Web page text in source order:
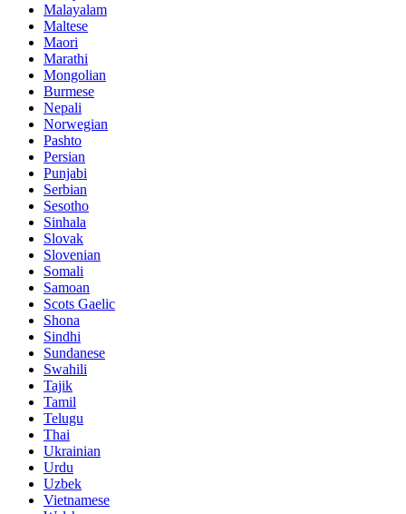
Malayalam
Maltese
Maori
Marathi
Mongolian
Burmese
Nepali
Norwegian
Pashto
Persian
Punjabi
Serbian
Sesotho
Sinhala
Slovak
Slovenian
Somali
Samoan
Scots Gaelic
Shona
Sindhi
Sundanese
Swahili
Tajik
Tamil
Telugu
Thai
Ukrainian
Urdu
Uzbek
Vietnamese